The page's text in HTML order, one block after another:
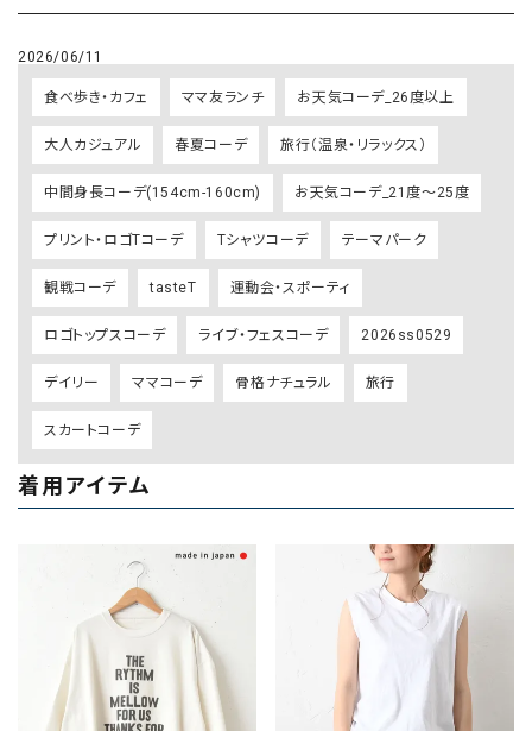
2026/06/11
食べ歩き・カフェ ママ友ランチ お天気コーデ_26度以上
大人カジュアル 春夏コーデ 旅行（温泉・リラックス）
中間身長コーデ(154cm-160cm) お天気コーデ_21度～25度
プリント・ロゴTコーデ Tシャツコーデ テーマパーク
観戦コーデ tasteT 運動会・スポーティ
ロゴトップスコーデ ライブ・フェスコーデ 2026ss0529
デイリー ママコーデ 骨格ナチュラル 旅行
スカートコーデ
着用アイテム